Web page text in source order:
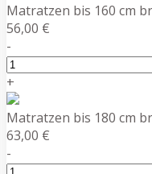
Matratzen bis 160 cm
56,00 €
-
+
Matratzen bis 180 cm
63,00 €
-